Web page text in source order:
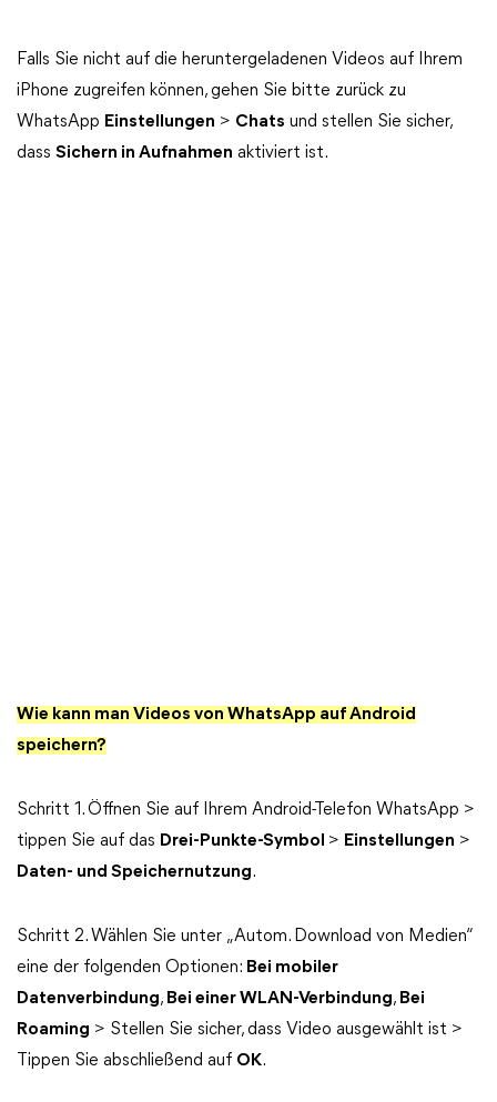
Falls Sie nicht auf die heruntergeladenen Videos auf Ihrem
iPhone zugreifen können, gehen Sie bitte zurück zu
WhatsApp Einstellungen > Chats und stellen Sie sicher,
dass Sichern in Aufnahmen aktiviert ist.
Wie kann man Videos von WhatsApp auf Android
speichern?
Schritt 1. Öffnen Sie auf Ihrem Android-Telefon WhatsApp >
tippen Sie auf das Drei-Punkte-Symbol > Einstellungen >
Daten- und Speichernutzung.
Schritt 2. Wählen Sie unter „Autom. Download von Medien“
eine der folgenden Optionen: Bei mobiler
Datenverbindung, Bei einer WLAN-Verbindung, Bei
Roaming > Stellen Sie sicher, dass Video ausgewählt ist >
Tippen Sie abschließend auf OK.